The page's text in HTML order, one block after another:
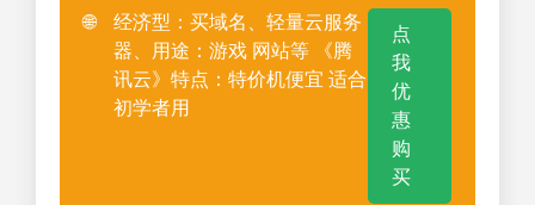
🌐
经济型：买域名、轻量云服务
器、用途：游戏 网站等 《腾
讯云》特点：特价机便宜 适合
初学者用
点
我
优
惠
购
买